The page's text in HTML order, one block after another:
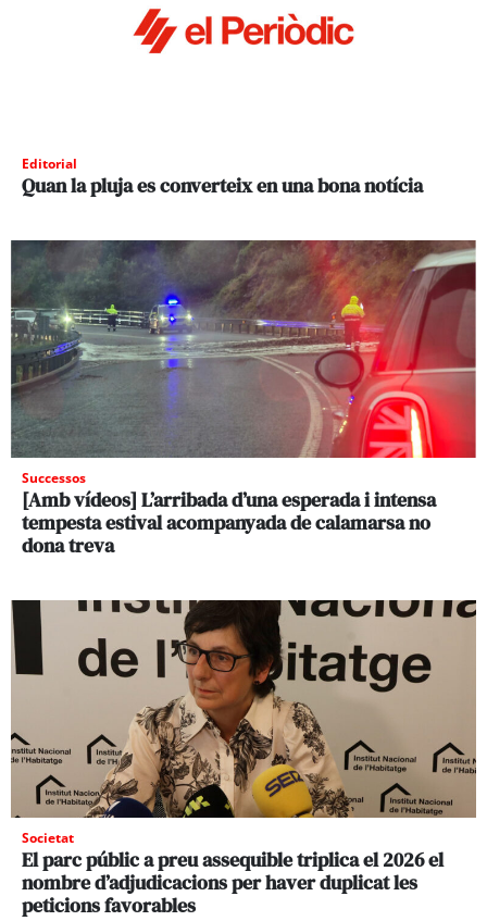
Editorial
Quan la pluja es converteix en una bona notícia
Successos
[Amb vídeos] L’arribada d’una esperada i intensa
tempesta estival acompanyada de calamarsa no
dona treva
Societat
El parc públic a preu assequible triplica el 2026 el
nombre d’adjudicacions per haver duplicat les
peticions favorables